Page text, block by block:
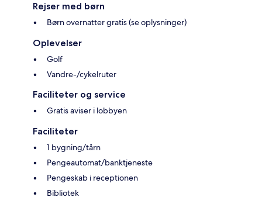
Rejser med børn
Børn overnatter gratis (se oplysninger)
Oplevelser
Golf
Vandre-/cykelruter
Faciliteter og service
Gratis aviser i lobbyen
Faciliteter
1 bygning/tårn
Pengeautomat/banktjeneste
Pengeskab i receptionen
Bibliotek